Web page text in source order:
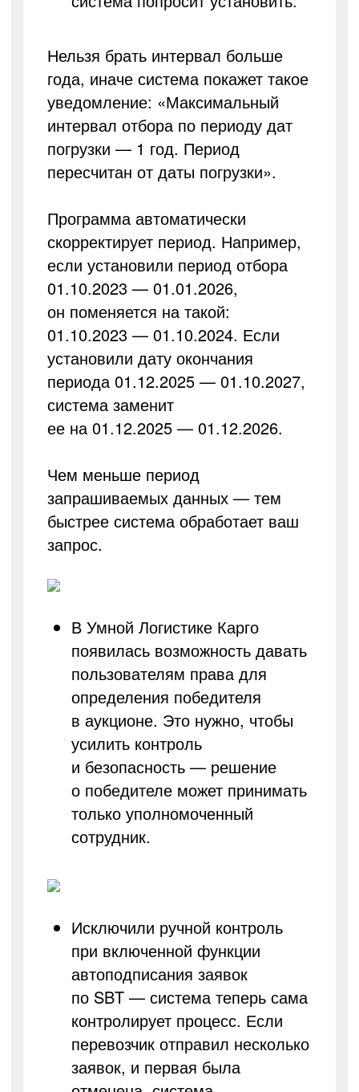
Нельзя брать интервал больше
года, иначе система покажет такое
уведомление: «Максимальный
интервал отбора по периоду дат
погрузки — 1 год. Период
пересчитан от даты погрузки».
Программа автоматически
скорректирует период. Например,
если установили период отбора
01.10.2023 — 01.01.2026,
он поменяется на такой:
01.10.2023 — 01.10.2024. Если
установили дату окончания
периода 01.12.2025 — 01.10.2027,
система заменит
ее на 01.12.2025 — 01.12.2026.
Чем меньше период
запрашиваемых данных — тем
быстрее система обработает ваш
запрос.
В Умной Логистике Карго
появилась возможность давать
пользователям права для
определения победителя
в аукционе. Это нужно, чтобы
усилить контроль
и безопасность — решение
о победителе может принимать
только уполномоченный
сотрудник.
Исключили ручной контроль
при включенной функции
автоподписания заявок
по SBT — система теперь сама
контролирует процесс. Если
перевозчик отправил несколько
заявок, и первая была